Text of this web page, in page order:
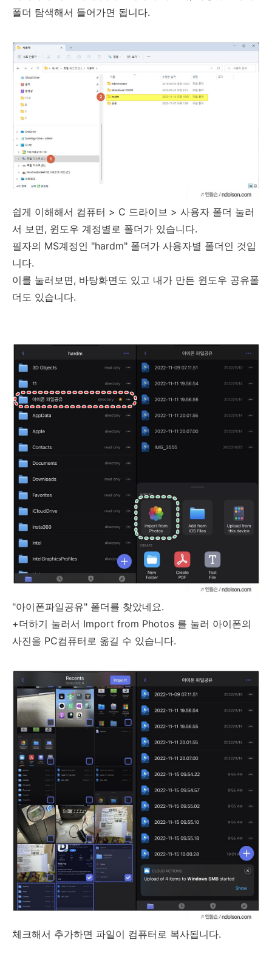
폴더 탐색해서 들어가면 됩니다.
쉽게 이해해서 컴퓨터 > C 드라이브 > 사용자 폴더 눌러
서 보면, 윈도우 계정별로 폴더가 있습니다.
필자의 MS계정인 "hardm" 폴더가 사용자별 폴더인 것입
니다.
이를 눌러보면, 바탕화면도 있고 내가 만든 윈도우 공유폴
더도 있습니다.
"아이폰파일공유" 폴더를 찾았네요.
+더하기 눌러서 Import from Photos 를 눌러 아이폰의
사진을 PC컴퓨터로 옮길 수 있습니다.
체크해서 추가하면 파일이 컴퓨터로 복사됩니다.